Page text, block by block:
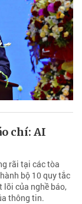
chí: AI
rãi tại các tòa
bộ 10 quy tắc
lõi của nghề báo,
thông tin.